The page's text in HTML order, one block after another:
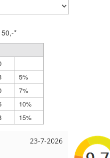
*
5%
7%
10%
15%